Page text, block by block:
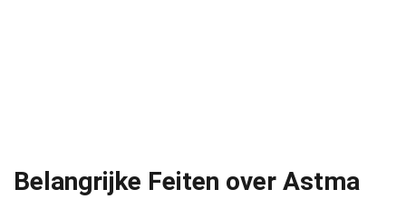
Belangrijke Feiten over Astma